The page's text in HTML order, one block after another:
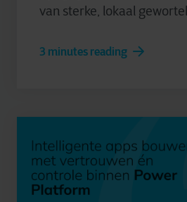
van sterke, lokaal
3 minutes reading